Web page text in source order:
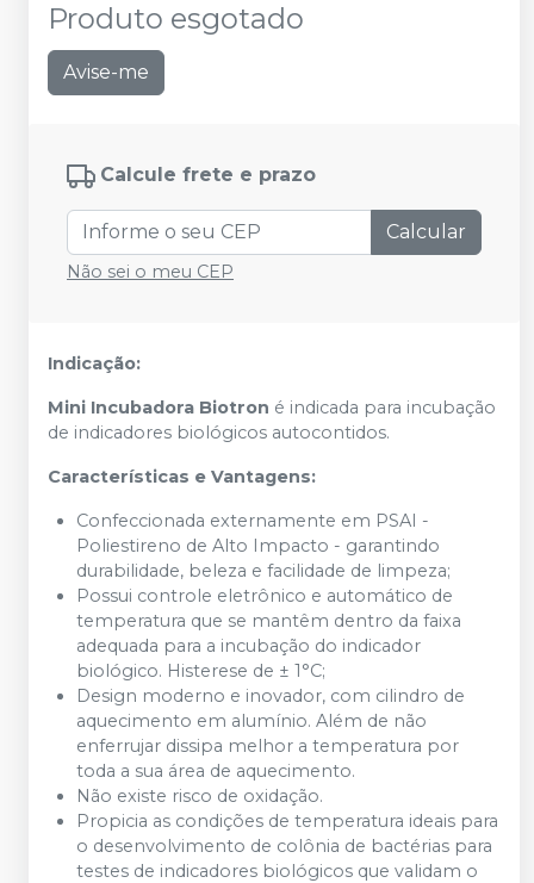
Produto esgotado
Avise-me
Calcule frete e prazo
Calcular
Não sei o meu CEP
Indicação:
Mini Incubadora Biotron é indicada para incubação
de indicadores biológicos autocontidos.
Características e Vantagens:
Confeccionada externamente em PSAI -
Poliestireno de Alto Impacto - garantindo
durabilidade, beleza e facilidade de limpeza;
Possui controle eletrônico e automático de
temperatura que se mantêm dentro da faixa
adequada para a incubação do indicador
biológico. Histerese de ± 1°C;
Design moderno e inovador, com cilindro de
aquecimento em alumínio. Além de não
enferrujar dissipa melhor a temperatura por
toda a sua área de aquecimento.
Não existe risco de oxidação.
Propicia as condições de temperatura ideais para
o desenvolvimento de colônia de bactérias para
testes de indicadores biológicos que validam o